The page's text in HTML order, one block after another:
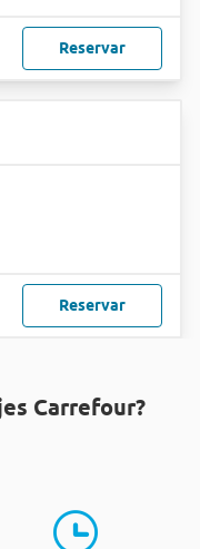
Reservar
Reservar
Carrefour?